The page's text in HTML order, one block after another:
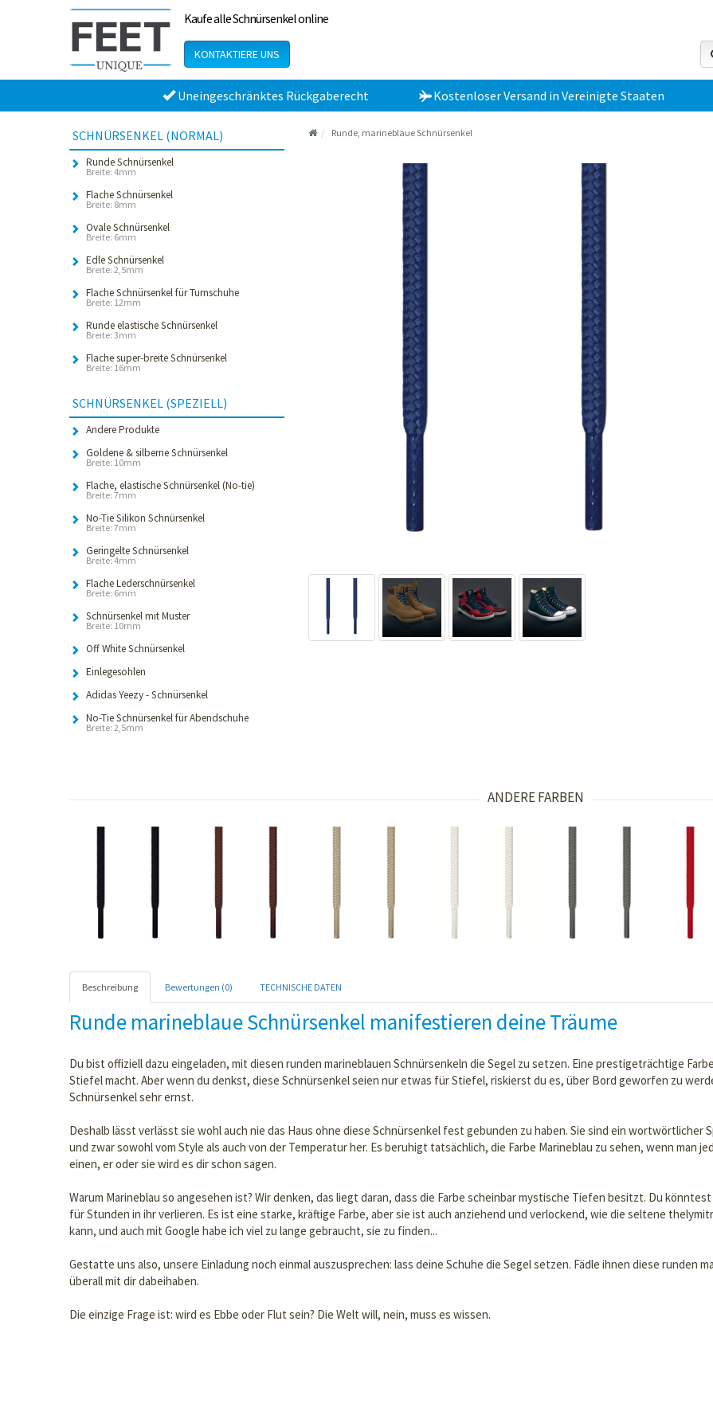
Kaufe alle Schnürsenkel online
KONTAKTIERE UNS
Uneingeschränktes Rückgaberecht Kostenloser Versand in Vereinigte Staaten
SCHNÜRSENKEL (NORMAL)
Runde Schnürsenkel
Breite: 4mm
Flache Schnürsenkel
Breite: 8mm
Ovale Schnürsenkel
Breite: 6mm
Edle Schnürsenkel
Breite: 2,5mm
Flache Schnürsenkel für Turnschuhe
Breite: 12mm
Runde elastische Schnürsenkel
Breite: 3mm
Flache super-breite Schnürsenkel
Breite: 16mm
SCHNÜRSENKEL (SPEZIELL)
Andere Produkte
Goldene & silberne Schnürsenkel
Breite: 10mm
Flache, elastische Schnürsenkel (No-tie)
Breite: 7mm
No-Tie Silikon Schnürsenkel
Breite: 7mm
Geringelte Schnürsenkel
Breite: 4mm
Flache Lederschnürsenkel
Breite: 6mm
Schnürsenkel mit Muster
Breite: 10mm
Off White Schnürsenkel
Einlegesohlen
Adidas Yeezy - Schnürsenkel
No-Tie Schnürsenkel für Abendschuhe
Breite: 2,5mm
Runde, marineblaue Schnürsenkel
ANDERE FARBEN
Beschreibung Bewertungen (0) TECHNISCHE DATEN
Runde marineblaue Schnürsenkel manifestieren deine Träume
Du bist offiziell dazu eingeladen, mit diesen runden marineblauen Schnürsenkeln die Segel zu setzen. Eine prestigeträchtige
Stiefel macht. Aber wenn du denkst, diese Schnürsenkel seien nur etwas für Stiefel, riskierst du es, über Bord geworfen zu
Schnürsenkel sehr ernst.
Deshalb lässt verlässt sie wohl auch nie das Haus ohne diese Schnürsenkel fest gebunden zu haben. Sie sind ein wortwörtlicher
und zwar sowohl vom Style als auch von der Temperatur her. Es beruhigt tatsächlich, die Farbe Marineblau zu sehen, wenn man
einen, er oder sie wird es dir schon sagen.
Warum Marineblau so angesehen ist? Wir denken, das liegt daran, dass die Farbe scheinbar mystische Tiefen besitzt. Du
für Stunden in ihr verlieren. Es ist eine starke, kräftige Farbe, aber sie ist auch anziehend und verlockend, wie die seltene
kann, und auch mit Google habe ich viel zu lange gebraucht, sie zu finden...
Gestatte uns also, unsere Einladung noch einmal auszusprechen: lass deine Schuhe die Segel setzen. Fädle ihnen diese runden
überall mit dir dabeihaben.
Die einzige Frage ist: wird es Ebbe oder Flut sein? Die Welt will, nein, muss es wissen.